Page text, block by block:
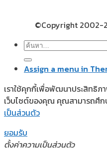
©Copyright 2002-
ค้นหา:
Assign a menu in
เราใช้คุกกี้เพื่อพัฒนาประสิทธิภ
เว็บไซต์ของคุณ คุณสามารถศึก
เป็นส่วนตัว
ยอมรับ
ตั้งค่าความเป็นส่วนตัว